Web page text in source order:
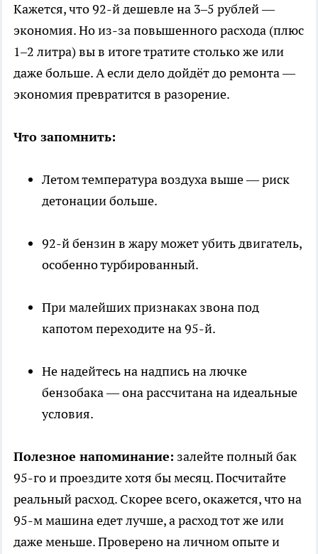
Кажется, что 92-й дешевле на 3–5 рублей —
экономия. Но из-за повышенного расхода (плюс
1–2 литра) вы в итоге тратите столько же или
даже больше. А если дело дойдёт до ремонта —
экономия превратится в разорение.
Что запомнить:
Летом температура воздуха выше — риск
детонации больше.
92-й бензин в жару может убить двигатель,
особенно турбированный.
При малейших признаках звона под
капотом переходите на 95-й.
Не надейтесь на надпись на лючке
бензобака — она рассчитана на идеальные
условия.
Полезное напоминание: залейте полный бак
95-го и проездите хотя бы месяц. Посчитайте
реальный расход. Скорее всего, окажется, что на
95-м машина едет лучше, а расход тот же или
даже меньше. Проверено на личном опыте и